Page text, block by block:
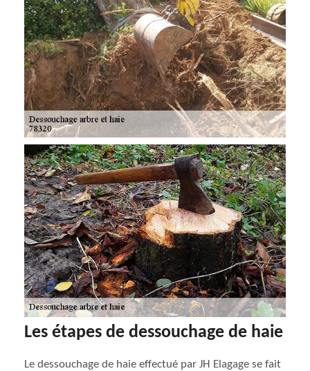
Les étapes de dessouchage de haie
Le dessouchage de haie effectué par JH Elagage se fait